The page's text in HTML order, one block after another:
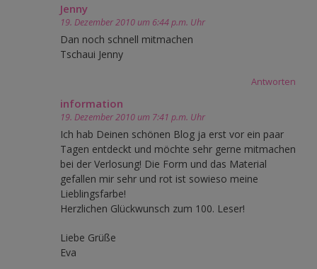
Jenny
19. Dezember 2010 um 6:44 p.m. Uhr
Dan noch schnell mitmachen
Tschaui Jenny
Antworten
information
19. Dezember 2010 um 7:41 p.m. Uhr
Ich hab Deinen schönen Blog ja erst vor ein paar
Tagen entdeckt und möchte sehr gerne mitmachen
bei der Verlosung! Die Form und das Material
gefallen mir sehr und rot ist sowieso meine
Lieblingsfarbe!
Herzlichen Glückwunsch zum 100. Leser!
Liebe Grüße
Eva